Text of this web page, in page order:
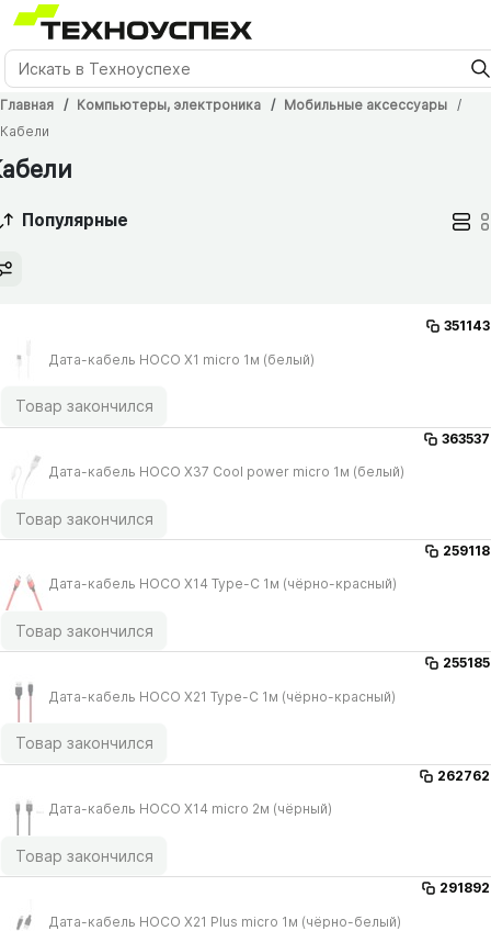
Главная Компьютеры, электроника
Мобильные аксессуары
Кабели
Популярные
351143
Дата-кабель HOCO X1 micro 1м (белый)
Товар закончился
363537
Дата-кабель HOCO X37 Cool power micro 1м (белый)
Товар закончился
259118
Дата-кабель HOCO X14 Type-C 1м (чёрно-красный)
Товар закончился
255185
Дата-кабель HOCO X21 Type-C 1м (чёрно-красный)
Товар закончился
262762
Дата-кабель HOCO X14 micro 2м (чёрный)
Товар закончился
291892
Дата-кабель HOCO X21 Plus micro 1м (чёрно-белый)